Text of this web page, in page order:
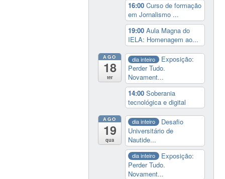
16:00Curso de formação
em Jornalismo ...
19:00Aula Magna do
IELA: Homenagem ao...
AGO
18
ter
dia inteiro
Exposição:
Perder Tudo.
Novament...
14:00Soberania
tecnológica e digital
AGO
19
qua
dia inteiro
Desafio
Universitário de
Nautide...
dia inteiro
Exposição:
Perder Tudo.
Novament...